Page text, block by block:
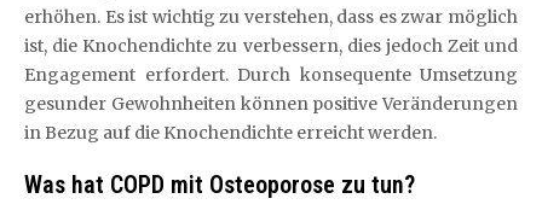
erhöhen. Es ist wichtig zu verstehen, dass es zwar möglich
ist, die Knochendichte zu verbessern, dies jedoch Zeit und
Engagement erfordert. Durch konsequente Umsetzung
gesunder Gewohnheiten können positive Veränderungen
in Bezug auf die Knochendichte erreicht werden.
Was hat COPD mit Osteoporose zu tun?